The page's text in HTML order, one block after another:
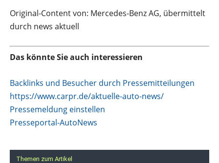
Original-Content von: Mercedes-Benz AG, übermittelt
durch news aktuell
Das könnte Sie auch interessieren
Backlinks und Besucher durch Pressemitteilungen
https://www.carpr.de/aktuelle-auto-news/
Pressemeldung einstellen
Presseportal-AutoNews
Themen zum Artikel